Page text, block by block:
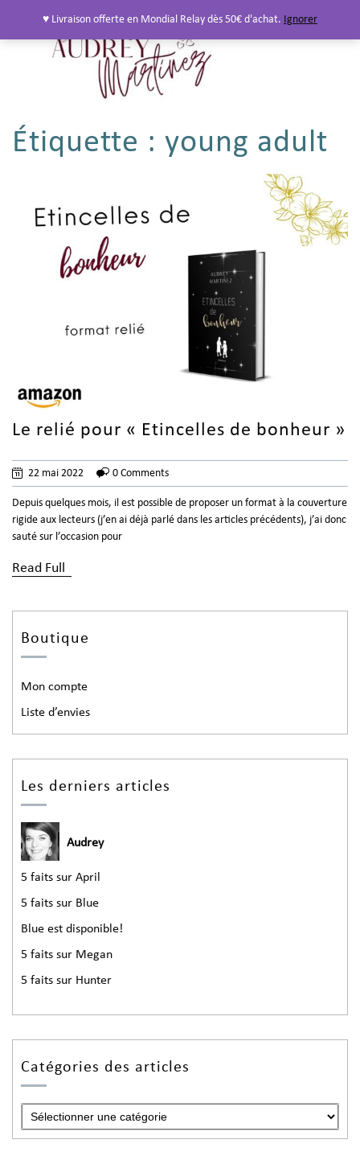
Étiquette : young adult
Le relié pour « Etincelles de bonheur »
22 mai 2022 0 Comments
Depuis quelques mois, il est possible de proposer un format à la couverture
rigide aux lecteurs (j’en ai déjà parlé dans les articles précédents), j’ai donc
sauté sur l’occasion pour
Read Full
Boutique
Mon compte
Liste d’envies
Les derniers articles
Audrey
5 faits sur April
5 faits sur Blue
Blue est disponible!
5 faits sur Megan
5 faits sur Hunter
Catégories des articles
♥ Livraison offerte en Mondial Relay dès 50€ d'achat. Ignorer